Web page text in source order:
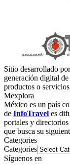
Sitio desarrollado
generación digital
productos o
Mexplora
México es un país
de InfoTravel es
portales y
que busca su
Categories
Categories
Síguenos en